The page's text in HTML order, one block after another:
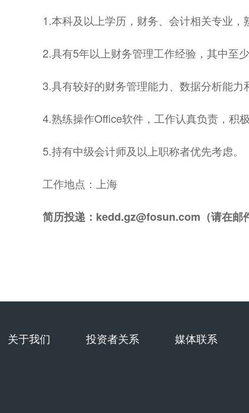
1.本科及以上学历，财务、会计相关专业，
2.具有5年以上财务管理工作经验，其中至
3.具有较好的财务管理能力、数据分析能力
4.熟练操作Office软件，工作认真负责，积
5.持有中级会计师及以上职称者优先考虑。
工作地点：上海
简历投递：kedd.gz@fosun.com（请在邮
关于我们 投资者关系 媒体联系